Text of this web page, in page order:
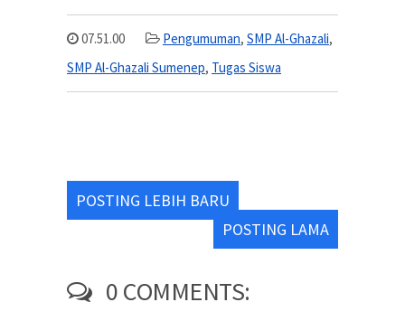
07.51.00 Pengumuman, SMP Al-Ghazali,
SMP Al-Ghazali Sumenep, Tugas Siswa
POSTING LEBIH BARU
POSTING LAMA
0 COMMENTS: